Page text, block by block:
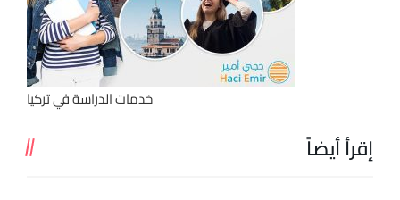
خدمات الدراسة في تركيا
إقرأ أيضاً